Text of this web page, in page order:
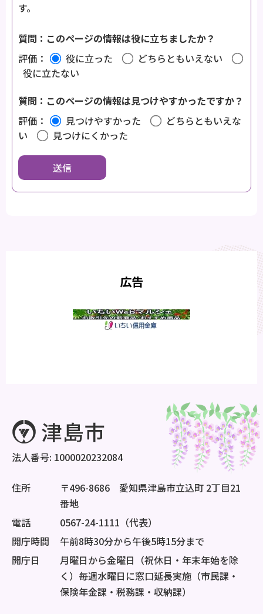
す。
質問：このページの情報は役に立ちましたか？
評価：
役に立った
どちらともいえない
役に立たない
質問：このページの情報は見つけやすかったですか？
評価：
見つけやすかった
どちらともいえな
い
見つけにくかった
広告
法人番号: 1000020232084
住所
〒496-8686 愛知県津島市立込町 2丁目21
番地
電話
0567-24-1111（代表）
開庁時間
午前8時30分から午後5時15分まで
開庁日
月曜日から金曜日（祝休日・年末年始を除
く）毎週水曜日に窓口延長実施（市民課・
保険年金課・税務課・収納課）